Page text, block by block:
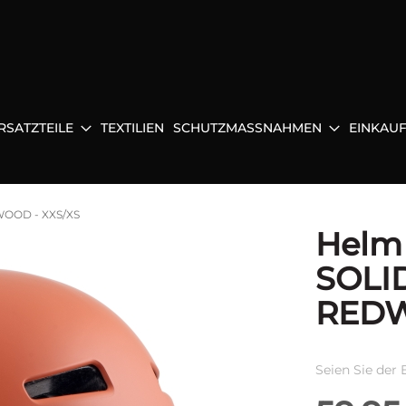
TEXTILIEN SCHUTZMASSNAHMEN
- XXS/XS
Helm
Seien Sie der